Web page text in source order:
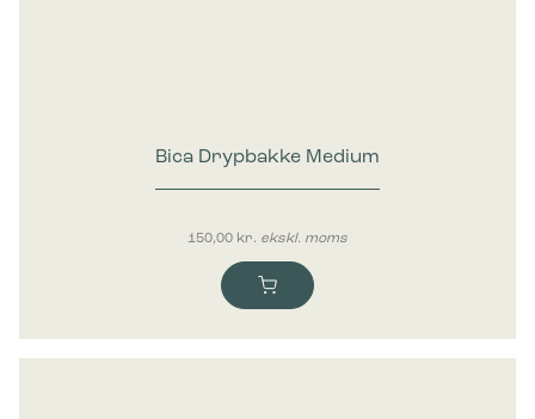
Bica Drypbakke Medium
150,00 kr. ekskl. moms